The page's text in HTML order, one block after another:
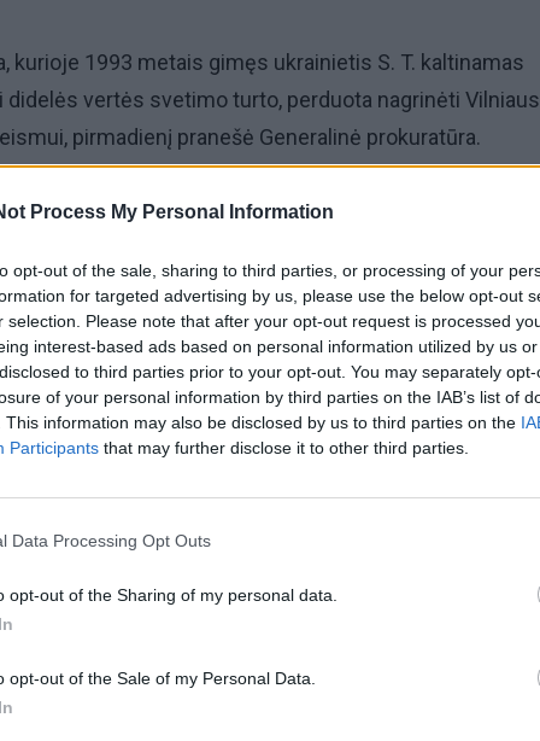
Process My Personal Information
opt-out of the sale, sharing to third parties, or processing of your
for targeted advertising by us, please use the below opt-out
selection. Please note that after your opt-out request is processed
interest-based ads based on personal information utilized by us
to third parties prior to your opt-out. You may separately
of your personal information by third parties on the IAB’s list of
This information may also be disclosed by us to third parties on the
Participants that may further disclose it to other third parties.
Data Processing Opt Outs
opt-out of the Sharing of my personal data.
opt-out of the Sale of my Personal Data.
kurioje 1993 metais gimęs ukrainietis S. T. kaltinamas
didelės vertės svetimo turto, perduota nagrinėti Vilniaus
pirmadienį pranešė Generalinė prokuratūra.
telefoninių sukčių grupėje veikusio kaltinamojo
nuo 2025 metų rugsėjo iki 2026 metų sausio Ukrainos
organizuotoje grupėje su kitais asmenimis, pagal iš
planą per internetinio susirašinėjimo programėles bei
siūlė tariamą ekstrasensų pagalbą.